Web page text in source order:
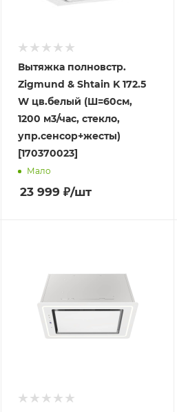
Вытяжка полновстр.
Zigmund & Shtain K 172.5
W цв.белый (Ш=60см,
1200 м3/час, стекло,
упр.сенсор+жесты)
[170370023]
Мало
23 999₽/шт